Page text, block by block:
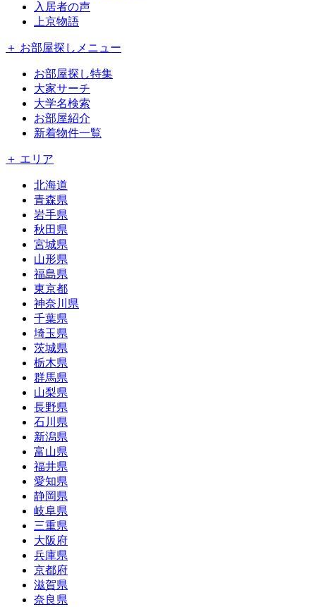
入居者の声
上京物語
＋ お部屋探しメニュー
お部屋探し特集
大家サーチ
大学名検索
お部屋紹介
新着物件一覧
＋ エリア
北海道
青森県
岩手県
秋田県
宮城県
山形県
福島県
東京都
神奈川県
千葉県
埼玉県
茨城県
栃木県
群馬県
山梨県
長野県
石川県
新潟県
富山県
福井県
愛知県
静岡県
岐阜県
三重県
大阪府
兵庫県
京都府
滋賀県
奈良県